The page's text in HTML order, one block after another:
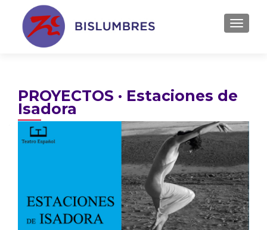
PROYECTOS · Estaciones de
Isadora